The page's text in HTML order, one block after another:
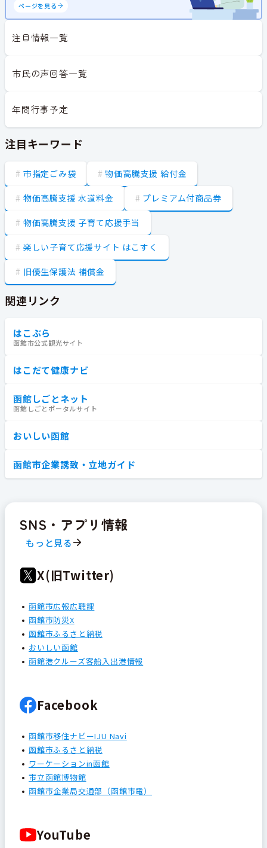
ページを見る
注目情報一覧
市民の声回答一覧
年間行事予定
注目キーワード
市指定ごみ袋 物価高騰支援 給付金
物価高騰支援 水道料金 プレミアム付商品券
物価高騰支援 子育て応援手当
楽しい子育て応援サイト はこすく
旧優生保護法 補償金
関連リンク
はこぶら
函館市公式観光サイト
はこだて健康ナビ
函館しごとネット
函館しごとポータルサイト
おいしい函館
函館市企業誘致・立地ガイド
SNS・アプリ情報
もっと見る
X(旧Twitter)
函館市広報広聴課
函館市防災X
函館市ふるさと納税
おいしい函館
函館港クルーズ客船入出港情報
Facebook
函館市移住ナビーIJU Navi
函館市ふるさと納税
ワーケーションin函館
市立函館博物館
函館市企業局交通部（函館市電）
YouTube